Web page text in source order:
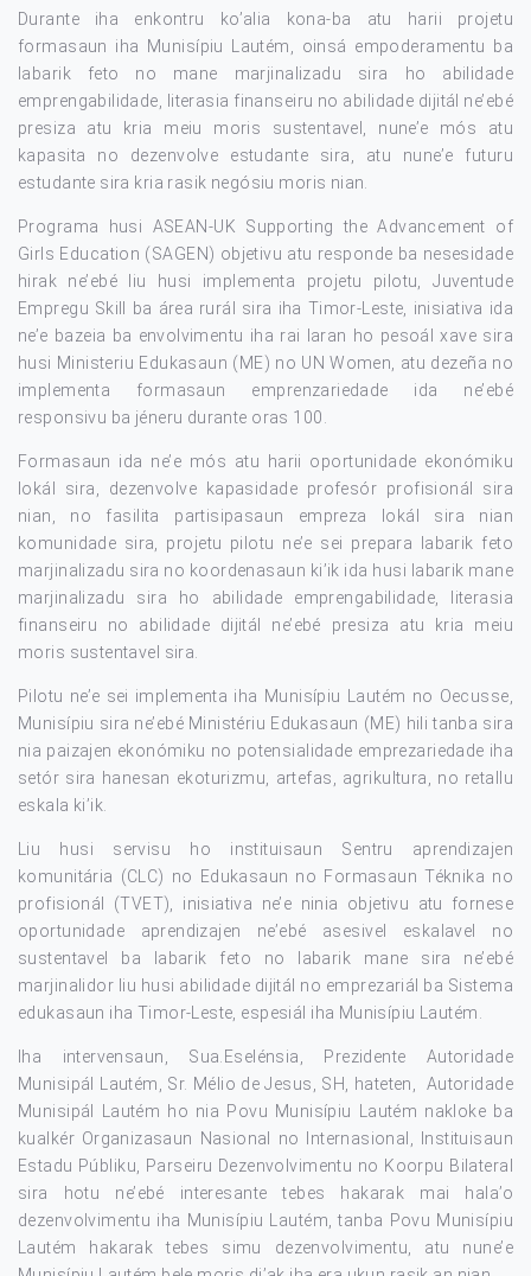
Durante iha enkontru ko’alia kona-ba atu harii projetu
formasaun iha Munisípiu Lautém, oinsá empoderamentu ba
labarik feto no mane marjinalizadu sira ho abilidade
emprengabilidade, literasia finanseiru no abilidade dijitál ne’ebé
presiza atu kria meiu moris sustentavel, nune’e mós atu
kapasita no dezenvolve estudante sira, atu nune’e futuru
estudante sira kria rasik negósiu moris nian.
Programa husi ASEAN-UK Supporting the Advancement of
Girls Education (SAGEN) objetivu atu responde ba nesesidade
hirak ne’ebé liu husi implementa projetu pilotu, Juventude
Empregu Skill ba área rurál sira iha Timor-Leste, inisiativa ida
ne’e bazeia ba envolvimentu iha rai laran ho pesoál xave sira
husi Ministeriu Edukasaun (ME) no UN Women, atu dezeña no
implementa formasaun emprenzariedade ida ne’ebé
responsivu ba jéneru durante oras 100.
Formasaun ida ne’e mós atu harii oportunidade ekonómiku
lokál sira, dezenvolve kapasidade profesór profisionál sira
nian, no fasilita partisipasaun empreza lokál sira nian
komunidade sira, projetu pilotu ne’e sei prepara labarik feto
marjinalizadu sira no koordenasaun ki’ik ida husi labarik mane
marjinalizadu sira ho abilidade emprengabilidade, literasia
finanseiru no abilidade dijitál ne’ebé presiza atu kria meiu
moris sustentavel sira.
Pilotu ne’e sei implementa iha Munisípiu Lautém no Oecusse,
Munisípiu sira ne’ebé Ministériu Edukasaun (ME) hili tanba sira
nia paizajen ekonómiku no potensialidade emprezariedade iha
setór sira hanesan ekoturizmu, artefas, agrikultura, no retallu
eskala ki’ik.
Liu husi servisu ho instituisaun Sentru aprendizajen
komunitária (CLC) no Edukasaun no Formasaun Téknika no
profisionál (TVET), inisiativa ne’e ninia objetivu atu fornese
oportunidade aprendizajen ne’ebé asesivel eskalavel no
sustentavel ba labarik feto no labarik mane sira ne’ebé
marjinalidor liu husi abilidade dijitál no emprezariál ba Sistema
edukasaun iha Timor-Leste, espesiál iha Munisípiu Lautém.
Iha intervensaun, Sua.Eselénsia, Prezidente Autoridade
Munisipál Lautém, Sr. Mélio de Jesus, SH, hateten, Autoridade
Munisipál Lautém ho nia Povu Munisípiu Lautém nakloke ba
kualkér Organizasaun Nasional no Internasional, Instituisaun
Estadu Públiku, Parseiru Dezenvolvimentu no Koorpu Bilateral
sira hotu ne’ebé interesante tebes hakarak mai hala’o
dezenvolvimentu iha Munisípiu Lautém, tanba Povu Munisípiu
Lautém hakarak tebes simu dezenvolvimentu, atu nune’e